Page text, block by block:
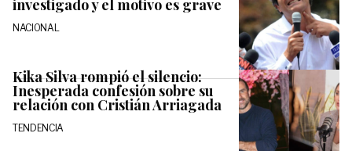
investigado y el motivo es grave
NACIONAL
Kika Silva rompió el silencio:
Inesperada confesión sobre su
relación con Cristián Arriagada
TENDENCIA